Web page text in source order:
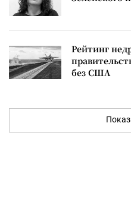
Рейтинг
без США